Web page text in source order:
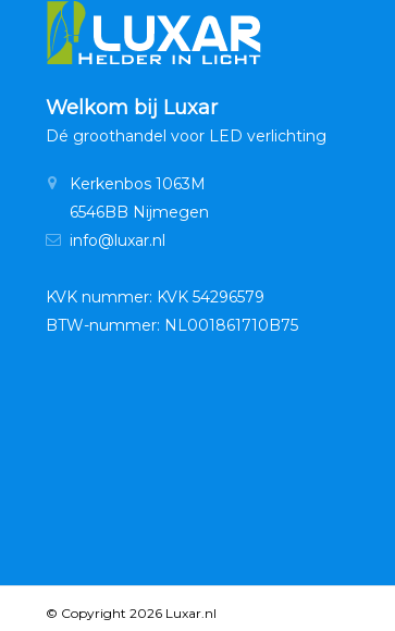
Welkom bij Luxar
Dé groothandel voor LED verlichting
Kerkenbos 1063M
6546BB Nijmegen
info@luxar.nl
KVK nummer: KVK 54296579
BTW-nummer: NL001861710B75
© Copyright 2026 Luxar.nl